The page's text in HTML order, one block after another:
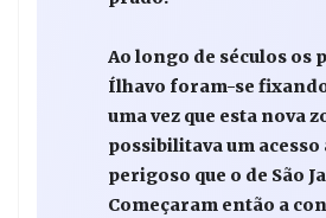
Ao longo de séculos os
Ílhavo foram-se
uma vez que esta nova
possibilitava um
perigoso que o de São
Começaram então a